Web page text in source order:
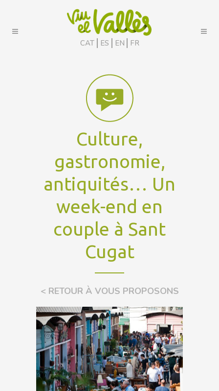
CAT ES EN FR
Culture,
gastronomie,
antiquités… Un
week-end en
couple à Sant
Cugat
< RETOUR À VOUS PROPOSONS